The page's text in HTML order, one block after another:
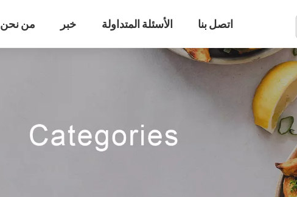
من نحن خبر الأسئلة المتداولة اتصل بنا